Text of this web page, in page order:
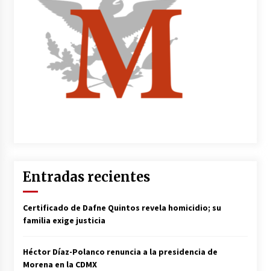
Entradas recientes
Certificado de Dafne Quintos revela homicidio; su
familia exige justicia
Héctor Díaz-Polanco renuncia a la presidencia de
Morena en la CDMX